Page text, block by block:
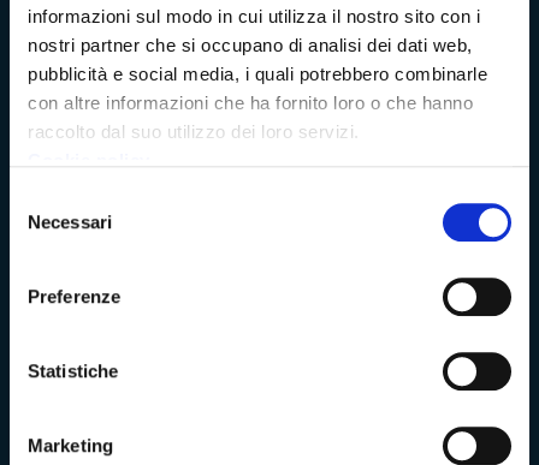
informazioni sul modo in cui utilizza il nostro sito con i
nostri partner che si occupano di analisi dei dati web,
pubblicità e social media, i quali potrebbero combinarle
con altre informazioni che ha fornito loro o che hanno
raccolto dal suo utilizzo dei loro servizi.
delNecessari
Preferenze
Statistiche
Marketing
Vivere Massa-Carrara
Rete dei Musei, Terre dei Malaspina e delle Statue Stele
Rete Provinciale delle Biblioteche
Istituto Valorizzazione Castelli